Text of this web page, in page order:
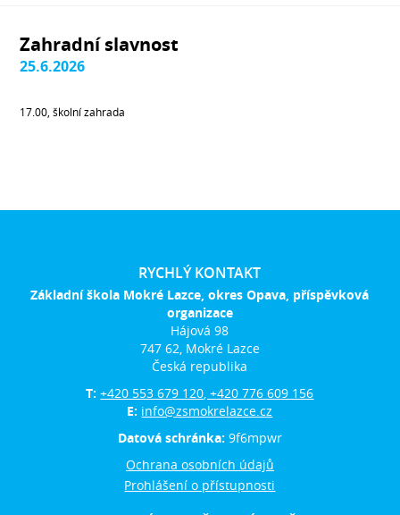
Zahradní slavnost
25.6.2026
17.00, školní zahrada
RYCHLÝ KONTAKT
Základní škola Mokré Lazce, okres Opava, příspěvková
organizace
Hájová 98
747 62, Mokré Lazce
Česká republika
T:+420 553 679 120, +420 776 609 156
E: info@zsmokrelazce.cz
Datová schránka: 9f6mpwr
Ochrana osobních údajů
Prohlášení o přístupnosti